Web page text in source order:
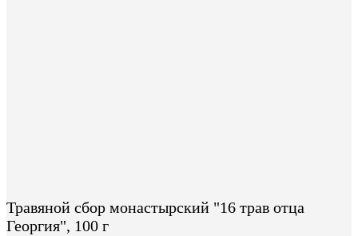
Травяной сбор монастырский "16 трав отца
Георгия", 100 г